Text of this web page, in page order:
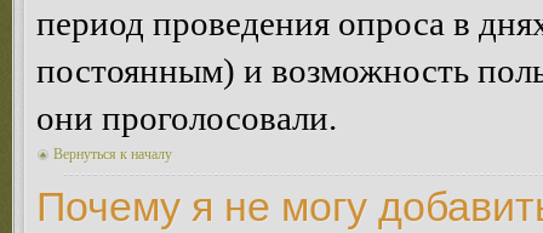
период проведения опроса в
постоянным) и возможность
они проголосовали.
Вернуться к началу
Почему я не могу